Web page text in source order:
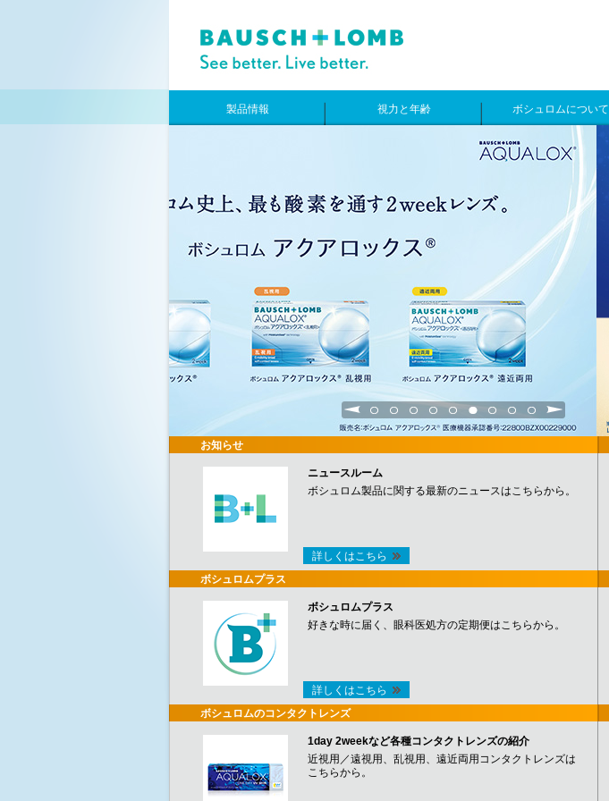
製品情報 視力と年齢 ボシュロムについて
1 2 3 4 5 6 7 8 9
お知らせ
ニュースルーム
ボシュロム製品に関する最新のニュースはこちらから。
詳しくはこちら
ボシュロムプラス
ボシュロムプラス
好きな時に届く、眼科医処方の定期便はこちらから。
詳しくはこちら
ボシュロムのコンタクトレンズ
1day 2weekなど各種コンタクトレンズの紹介
近視用／遠視用、乱視用、遠近両用コンタクトレンズは
こちらから。